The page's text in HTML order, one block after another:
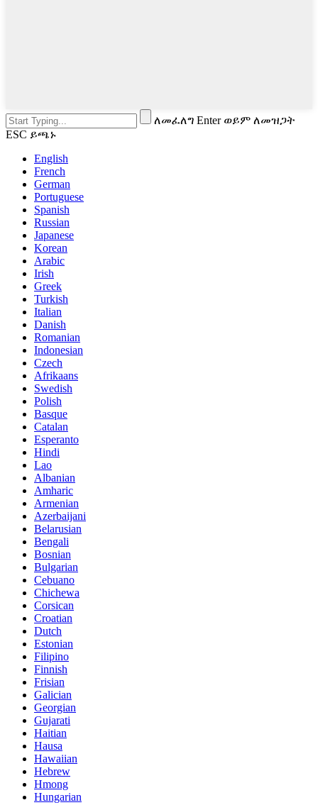
ለመፈለግ Enter ወይም ለመዝጋት
ESC ይጫኑ
English
French
German
Portuguese
Spanish
Russian
Japanese
Korean
Arabic
Irish
Greek
Turkish
Italian
Danish
Romanian
Indonesian
Czech
Afrikaans
Swedish
Polish
Basque
Catalan
Esperanto
Hindi
Lao
Albanian
Amharic
Armenian
Azerbaijani
Belarusian
Bengali
Bosnian
Bulgarian
Cebuano
Chichewa
Corsican
Croatian
Dutch
Estonian
Filipino
Finnish
Frisian
Galician
Georgian
Gujarati
Haitian
Hausa
Hawaiian
Hebrew
Hmong
Hungarian